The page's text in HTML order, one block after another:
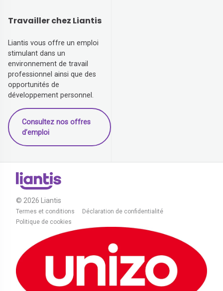
Travailler chez Liantis
Liantis vous offre un emploi
stimulant dans un
environnement de travail
professionnel ainsi que des
opportunités de
développement personnel.
Consultez nos offres
d’emploi
© 2026 Liantis
Termes et conditions
Déclaration de confidentialité
Politique de cookies